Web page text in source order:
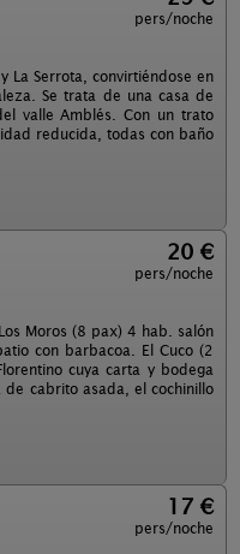
pers/noche
La Serrota, convirtiéndose en
Se trata de una casa de
valle Amblés. Con un trato
reducida, todas con baño
20 €
pers/noche
Moros (8 pax) 4 hab. salón
con barbacoa. El Cuco (2
cuya carta y bodega
cabrito asada, el cochinillo
17 €
pers/noche